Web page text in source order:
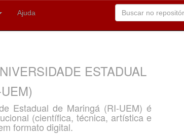
Ajuda
ESTADUAL
Estadual de Maringá (RI-UEM) é
(científica, técnica, artística e
formato digital.